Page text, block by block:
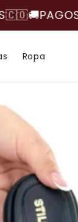
Ropa